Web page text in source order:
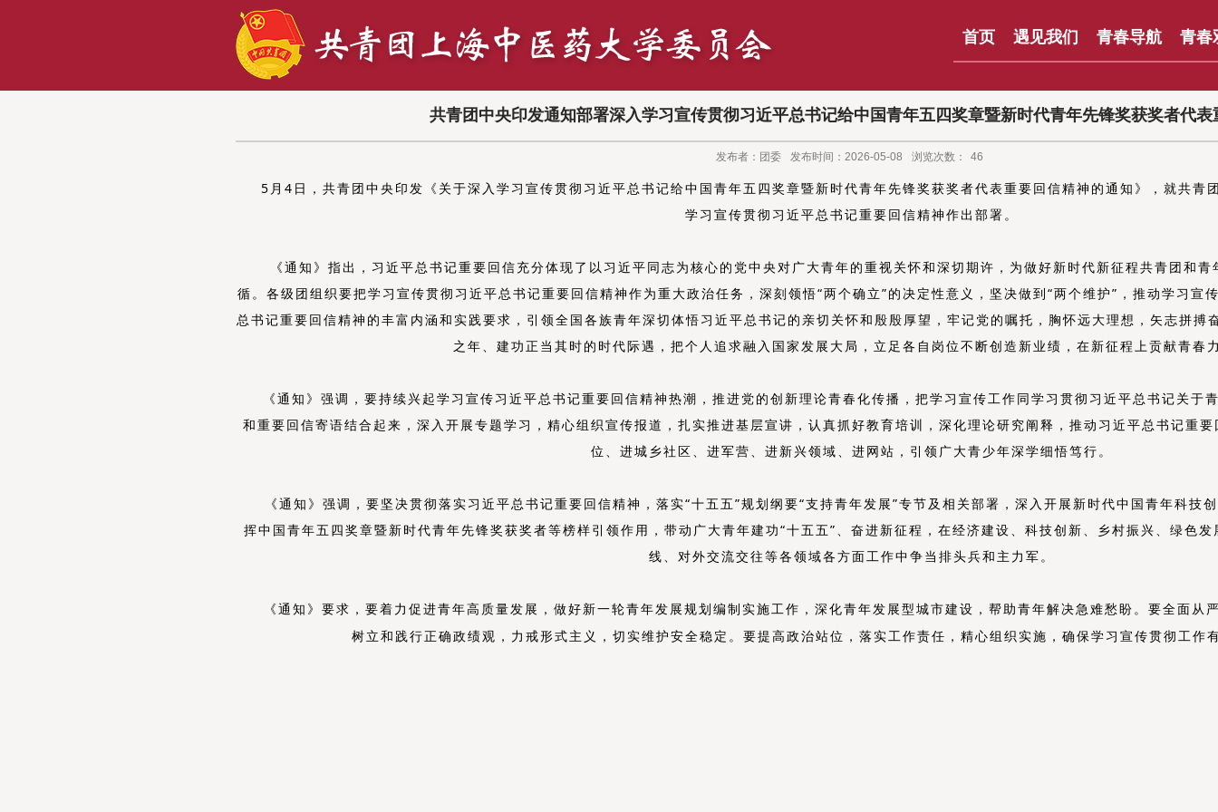
首页 遇见我们 青春导航 青春
共青团中央印发通知部署深入学习宣传贯彻习近平总书记给中国青年五四奖章暨新时代青年先锋奖获奖者代表
发布者：团委 发布时间：2026-05-08 浏览次数： 46
5月 4 日，共青团中央印发《关于深入学习宣传贯彻习近平总书记给中国青年五四奖章暨新时代青年先锋奖获奖者代表重要回信精神的通知》，就共青
学习宣传贯彻习近平总书记重要回信精神作出部署。
《通知》指出，习近平总书记重要回信充分体现了以习近平同志为核心的党中央对广大青年的重视关怀和深切期许 ，为做好新时代新征程共青团和青
循。 各级团组织要把学习宣传贯彻习近平总书记重要回信精神作为重大政治任务，深刻领悟“两个确立”的决定性意义，坚决做到“两个维护” ，推动学习宣
总书记重要回信精神的丰富内涵和实践要求 ，引领全国各族青年深切体悟习近平总书记的亲切关怀和殷殷厚望，牢记党的嘱托， 胸怀远大理想 ，矢志拼搏
之年、建功正当其时的时代际遇， 把个人追求融入国家发展大局，立足各自岗位不断创造新业绩，在新征程上贡献青春
《通知》强调， 要持续兴起学习宣传习近平总书记重要回信精神热潮， 推进党的创新理论青春化传播， 把学习宣传工作同学习贯彻习近平总书记关于
和重要回信寄语结合起来，深入开展专题学习， 精心组织宣传报道，扎实推进基层宣讲，认真抓好教育培训，深化理论研究阐释，推动 习近平总书记重要
位、进城乡社区、进军营、进新兴领域、进网站， 引领广大青少年深学细悟笃行。
《通知》强调， 要坚决贯彻落实习近平总书记重要回信精神， 落实“十五五”规划纲要“支持青年发展”专节及相关部署，深入开展新时代中国青年科技
挥中国青年五四奖章暨新时代青年先锋奖获奖者等榜样引领作用，带动广大青年建功“十五五”、奋进新征程 ，在经济建设、科技创新、乡村振兴、绿色
线、对外交流交往等各领域各方面工作中争当排头兵和主力军。
《通知》要求，要着力促进青年高质量发展，做好新一轮青年发展规划编制实施工作，深化青年发展型城市建设，帮助青年解决急难愁盼。要全面从
树立和践行正确政绩观， 力戒形式主义 ， 切实维护安全稳定。要提高政治站位，落实工作责任，精心组织实施，确保学习宣传贯彻工作